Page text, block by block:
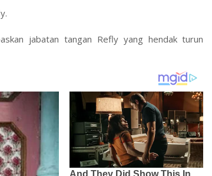
jabatan tangan Refly yang hendak turun